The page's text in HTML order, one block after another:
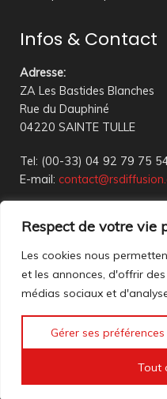
Respect de votre vie
Les cookies nous
et les annonces, d'offrir
médias sociaux et
Gérer ses préférences
Tout
Infos & Contact
Adresse:
ZA Les Bastides Blanches
Rue du Dauphiné
04220 SAINTE TULLE
Tel: (00-33) 04 92 79 75
E-mail:
18h00
Réception en magasin sur
Accéder à nos